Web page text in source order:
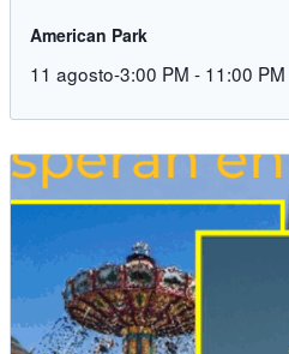
American Park
11 agosto-3:00 PM - 11:00 PM